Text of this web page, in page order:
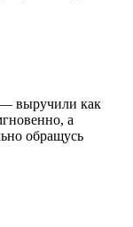
— выручили как
а
обращусь